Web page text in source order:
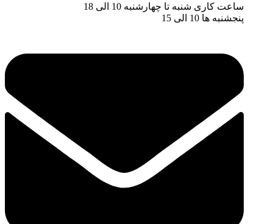
ساعت کاری شنبه تا چهارشنبه 10 الی 18
پنجشنبه ها 10 الی 15